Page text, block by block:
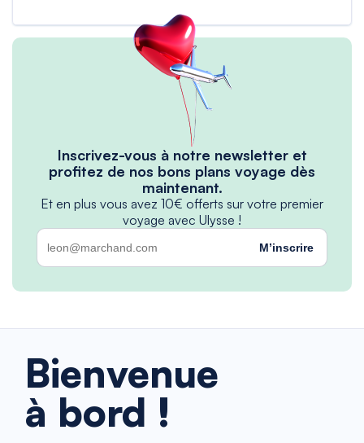
Inscrivez-vous à notre newsletter et
profitez de nos bons plans voyage dès
maintenant.
Et en plus vous avez 10€ offerts sur votre premier
voyage avec Ulysse !
M’inscrire
Bienvenue
à bord !